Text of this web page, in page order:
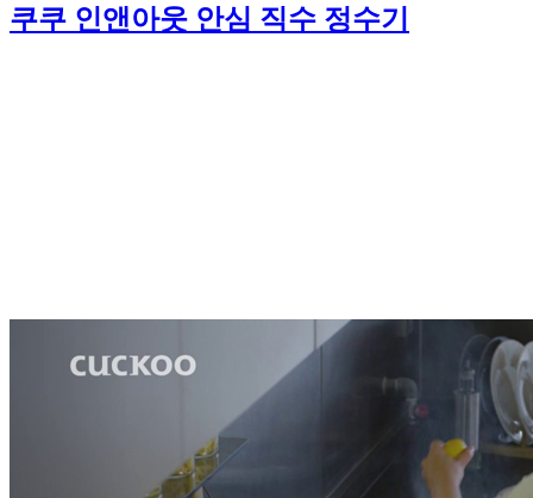
쿠쿠 인앤아웃 안심 직수 정수기